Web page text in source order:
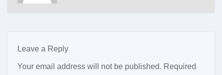
Leave a Reply
Your email address will not be published. Required